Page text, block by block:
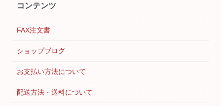
コンテンツ
FAX注文書
ショップブログ
お支払い方法について
配送方法・送料について